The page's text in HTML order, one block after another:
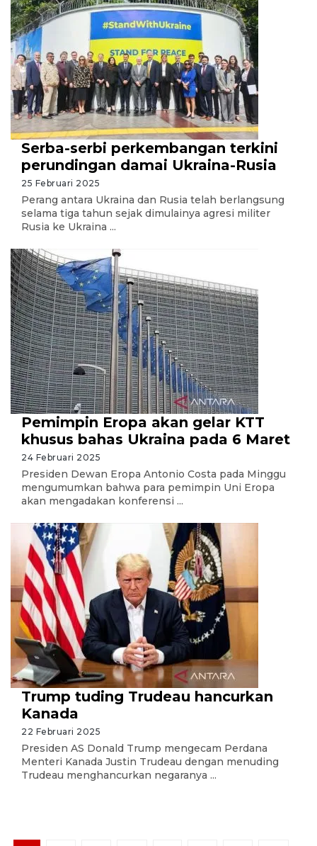
Serba-serbi perkembangan terkini
perundingan damai Ukraina-Rusia
25 Februari 2025
Perang antara Ukraina dan Rusia telah berlangsung
selama tiga tahun sejak dimulainya agresi militer
Rusia ke Ukraina ...
Pemimpin Eropa akan gelar KTT
khusus bahas Ukraina pada 6 Maret
24 Februari 2025
Presiden Dewan Eropa Antonio Costa pada Minggu
mengumumkan bahwa para pemimpin Uni Eropa
akan mengadakan konferensi ...
Trump tuding Trudeau hancurkan
Kanada
22 Februari 2025
Presiden AS Donald Trump mengecam Perdana
Menteri Kanada Justin Trudeau dengan menuding
Trudeau menghancurkan negaranya ...